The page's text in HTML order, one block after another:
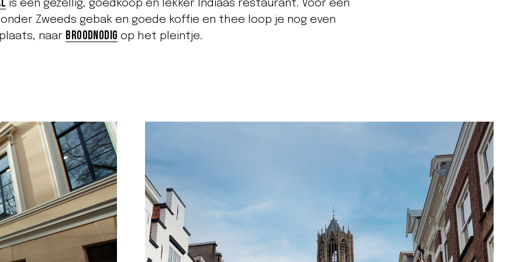
is een gezellig, goedkoop en lekker Indiaas restaurant. Voor een
Zweeds gebak en goede koffie en thee loop je nog even
naar Broodnodig op het pleintje.